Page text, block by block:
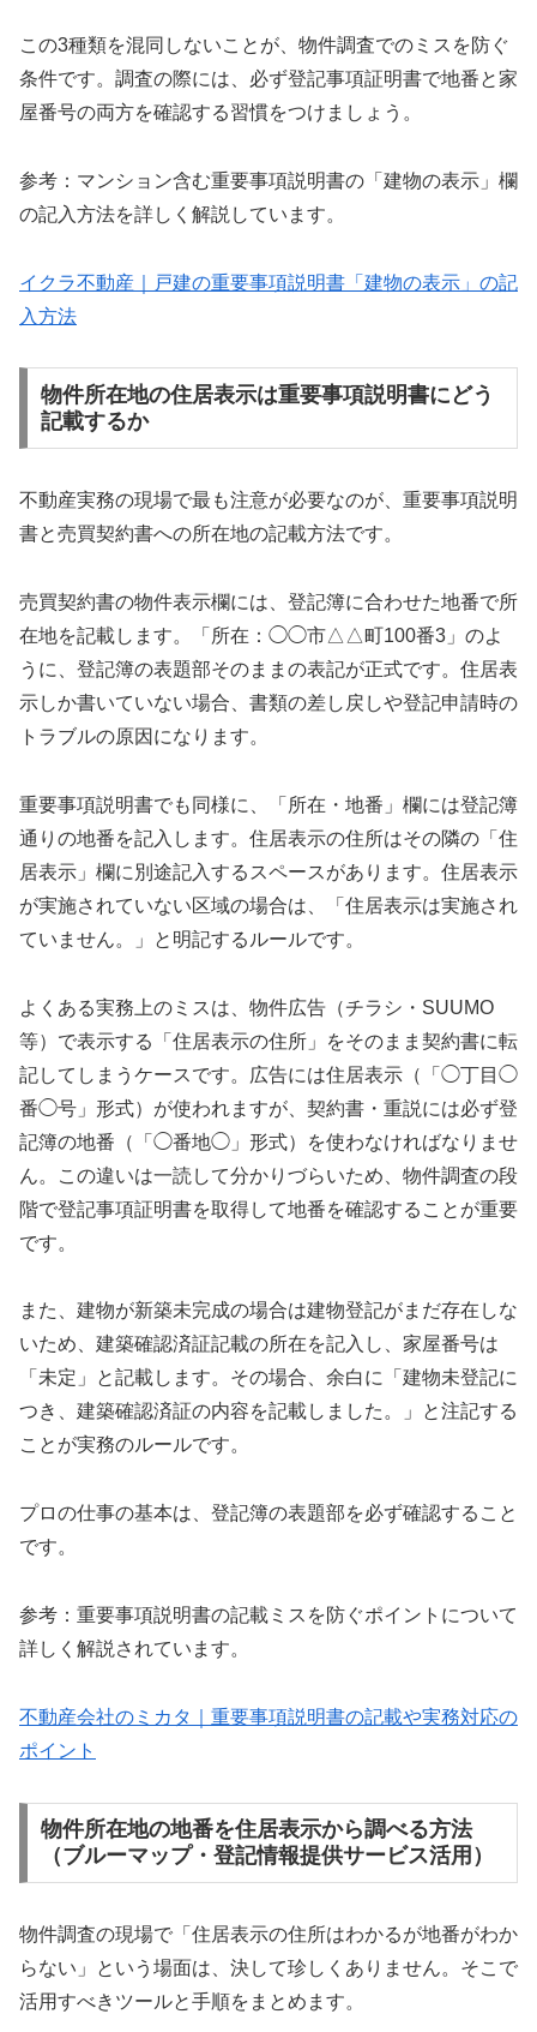
この3種類を混同しないことが、物件調査でのミスを防ぐ
条件です。調査の際には、必ず登記事項証明書で地番と家
屋番号の両方を確認する習慣をつけましょう。
参考：マンション含む重要事項説明書の「建物の表示」欄
の記入方法を詳しく解説しています。
イクラ不動産｜戸建の重要事項説明書「建物の表示」の記
入方法
物件所在地の住居表示は重要事項説明書にどう
記載するか
不動産実務の現場で最も注意が必要なのが、重要事項説明
書と売買契約書への所在地の記載方法です。
売買契約書の物件表示欄には、登記簿に合わせた地番で所
在地を記載します。「所在：◯◯市△△町100番3」のよ
うに、登記簿の表題部そのままの表記が正式です。住居表
示しか書いていない場合、書類の差し戻しや登記申請時の
トラブルの原因になります。
重要事項説明書でも同様に、「所在・地番」欄には登記簿
通りの地番を記入します。住居表示の住所はその隣の「住
居表示」欄に別途記入するスペースがあります。住居表示
が実施されていない区域の場合は、「住居表示は実施され
ていません。」と明記するルールです。
よくある実務上のミスは、物件広告（チラシ・SUUMO
等）で表示する「住居表示の住所」をそのまま契約書に転
記してしまうケースです。広告には住居表示（「◯丁目◯
番◯号」形式）が使われますが、契約書・重説には必ず登
記簿の地番（「◯番地◯」形式）を使わなければなりませ
ん。この違いは一読して分かりづらいため、物件調査の段
階で登記事項証明書を取得して地番を確認することが重要
です。
また、建物が新築未完成の場合は建物登記がまだ存在しな
いため、建築確認済証記載の所在を記入し、家屋番号は
「未定」と記載します。その場合、余白に「建物未登記に
つき、建築確認済証の内容を記載しました。」と注記する
ことが実務のルールです。
プロの仕事の基本は、登記簿の表題部を必ず確認すること
です。
参考：重要事項説明書の記載ミスを防ぐポイントについて
詳しく解説されています。
不動産会社のミカタ｜重要事項説明書の記載や実務対応の
ポイント
物件所在地の地番を住居表示から調べる方法
（ブルーマップ・登記情報提供サービス活用）
物件調査の現場で「住居表示の住所はわかるが地番がわか
らない」という場面は、決して珍しくありません。そこで
活用すべきツールと手順をまとめます。